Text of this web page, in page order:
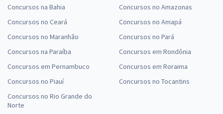
Concursos na Bahia
Concursos no Ceará
Concursos no Maranhão
Concursos na Paraíba
Concursos em Pernambuco
Concursos no Piauí
Concursos no Rio Grande do
Norte
Concursos no Amazonas
Concursos no Amapá
Concursos no Pará
Concursos em Rondônia
Concursos em Roraima
Concursos no Tocantins